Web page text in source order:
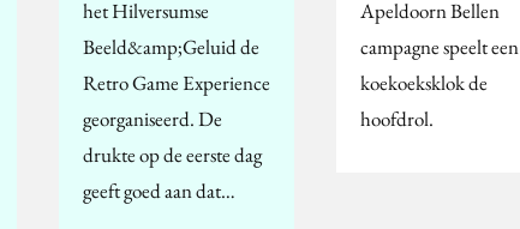
het Hilversumse
Beeld&amp;Geluid de
Retro Game Experience
georganiseerd. De
drukte op de eerste dag
geeft goed aan dat…
Apeldoorn Bellen
campagne speelt een
koekoeksklok de
hoofdrol.